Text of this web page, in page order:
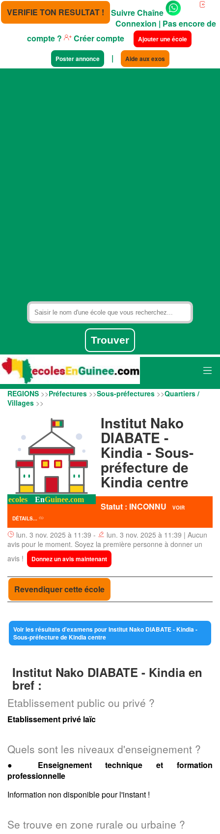
VERIFIE TON RESULTAT !
Suivre Chaîne
Connexion | Pas encore de
compte ?
Créer compte Ajouter une école
Poster annonce | Aide aux exos
REGIONS >>Préfectures >>Sous-préfectures >>Quartiers /
Villages >>
Institut Nako
DIABATE -
Kindia - Sous-
préfecture de
Kindia centre
Statut : INCONNU
VOIR
DÉTAILS...
lun. 3 nov. 2025 à 11:39 -
lun. 3 nov. 2025 à 11:39 | Aucun
avis pour le moment. Soyez la première personne à donner un
avis !
Donnez un avis maintenant
Revendiquer cette école
Voir les résultats d'examens pour Institut Nako DIABATE - Kindia -
Sous-préfecture de Kindia centre
Institut Nako DIABATE - Kindia en
bref :
Etablissement public ou privé ?
Etablissement privé laïc
Quels sont les niveaux d'enseignement ?
● Enseignement technique et formation
professionnelle
Information non disponible pour l'instant !
Se trouve en zone rurale ou urbaine ?